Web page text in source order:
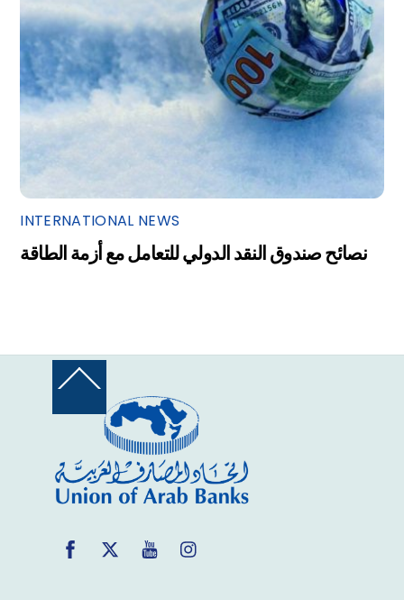
INTERNATIONAL NEWS
نصائح صندوق النقد الدولي للتعامل مع أزمة الطاقة
Back
Top
Facebook
Twitter YouTube